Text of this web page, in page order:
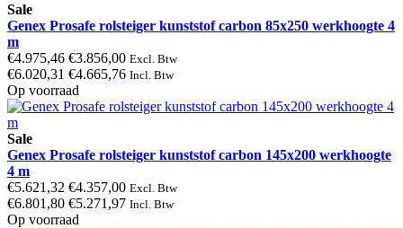
Sale
Genex Prosafe rolsteiger kunststof carbon 85x250 werkhoogte 4
m
€4.975,46 €3.856,00 Excl. Btw
€6.020,31 €4.665,76 Incl. Btw
Op voorraad
Sale
Genex Prosafe rolsteiger kunststof carbon 145x200 werkhoogte
4 m
€5.621,32 €4.357,00 Excl. Btw
€6.801,80 €5.271,97 Incl. Btw
Op voorraad